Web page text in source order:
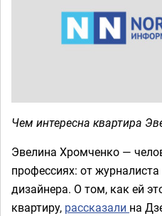
Чем интересна квартира
Эвелина Хромченко —
профессиях: от
дизайнера. О том, как ей
квартиру, рассказали на